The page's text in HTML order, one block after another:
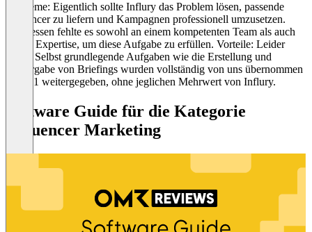
Probleme: Eigentlich sollte Influry das Problem lösen, passende
Influencer zu liefern und Kampagnen professionell umzusetzen.
Stattdessen fehlte es sowohl an einem kompetenten Team als auch
an der Expertise, um diese Aufgabe zu erfüllen. Vorteile: Leider
keine. Selbst grundlegende Aufgaben wie die Erstellung und
Weitergabe von Briefings wurden vollständig von uns übernommen
und 1:1 weitergegeben, ohne jeglichen Mehrwert von Influry.
Software Guide für die Kategorie
Influencer Marketing